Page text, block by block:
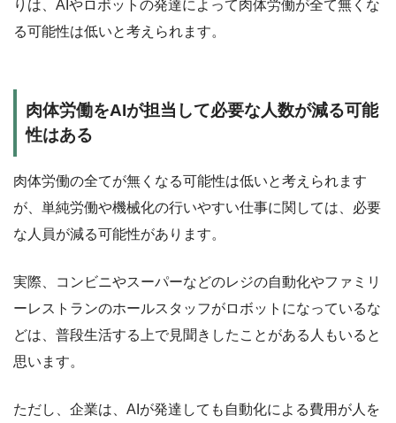
りは、AIやロボットの発達によって肉体労働が全て無くな
る可能性は低いと考えられます。
肉体労働をAIが担当して必要な人数が減る可能
性はある
肉体労働の全てが無くなる可能性は低いと考えられます
が、単純労働や機械化の行いやすい仕事に関しては、必要
な人員が減る可能性があります。
実際、コンビニやスーパーなどのレジの自動化やファミリ
ーレストランのホールスタッフがロボットになっているな
どは、普段生活する上で見聞きしたことがある人もいると
思います。
ただし、企業は、AIが発達しても自動化による費用が人を